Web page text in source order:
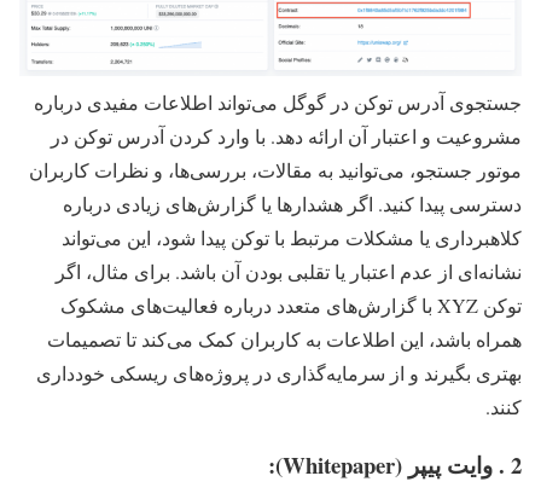
جستجوی آدرس توکن در گوگل می‌تواند اطلاعات مفیدی درباره
مشروعیت و اعتبار آن ارائه دهد. با وارد کردن آدرس توکن در
موتور جستجو، می‌توانید به مقالات، بررسی‌ها، و نظرات کاربران
دسترسی پیدا کنید. اگر هشدارها یا گزارش‌های زیادی درباره
کلاهبرداری یا مشکلات مرتبط با توکن پیدا شود، این می‌تواند
نشانه‌ای از عدم اعتبار یا تقلبی بودن آن باشد. برای مثال، اگر
توکن XYZ با گزارش‌های متعدد درباره فعالیت‌های مشکوک
همراه باشد، این اطلاعات به کاربران کمک می‌کند تا تصمیمات
بهتری بگیرند و از سرمایه‌گذاری در پروژه‌های ریسکی خودداری
کنند.
2 . وایت پیپر (Whitepaper):